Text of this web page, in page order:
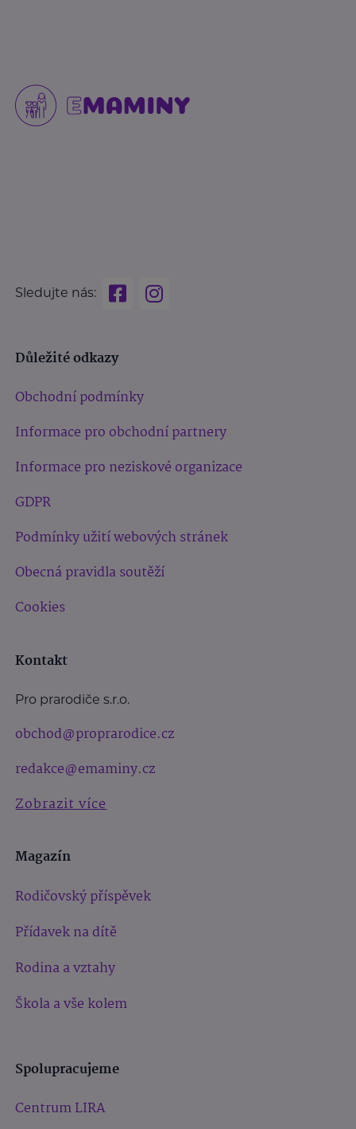
Sledujte nás:
Důležité odkazy
Obchodní podmínky
Informace pro obchodní partnery
Informace pro neziskové organizace
GDPR
Podmínky užití webových stránek
Obecná pravidla soutěží
Cookies
Kontakt
Pro prarodiče s.r.o.
obchod@proprarodice.cz
redakce@emaminy.cz
Zobrazit více
Magazín
Rodičovský příspěvek
Přídavek na dítě
Rodina a vztahy
Škola a vše kolem
Spolupracujeme
Centrum LIRA